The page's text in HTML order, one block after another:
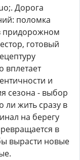
Дорога
поломка
придорожном
готовый
вплетает
и
сезона - выбор
жить сразу в
на берегу
в
вырасти новые